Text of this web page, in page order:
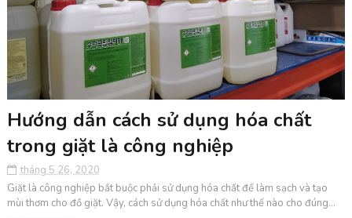
Hướng dẫn cách sử dụng hóa chất
trong giặt là công nghiệp
tháng 5 26, 2020
Giặt là công nghiệp bắt buộc phải sử dụng hóa chất để làm sạch và tạo
mùi thơm cho đồ giặt. Vậy, cách sử dụng hóa chất như thế nào cho đúng...